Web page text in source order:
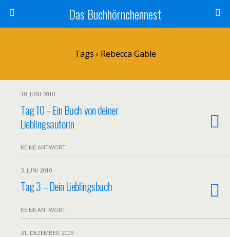
Das Buchhörnchennest
Tags › Rebecca Gable
10. JUNI 2010
Tag 10 – Ein Buch von deiner
Lieblingsautorin
KEINE ANTWORT
3. JUNI 2010
Tag 3 – Dein Lieblingsbuch
KEINE ANTWORT
31. DEZEMBER 2009